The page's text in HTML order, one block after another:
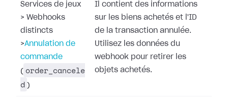
Services de jeux
> Webhooks
distincts
>Annulation de
commande
( order_cancele
d )
Il contient des informations
sur les biens achetés et l'ID
de la transaction annulée.
Utilisez les données du
webhook pour retirer les
objets achetés.